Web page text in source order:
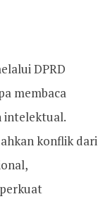
DPRD
membaca
intelektual.
konflik dari